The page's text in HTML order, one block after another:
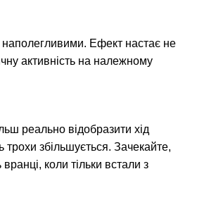
наполегливими. Ефект настає не
активність на належному
реально відобразити хід
трохи збільшується. Зачекайте,
коли тільки встали з